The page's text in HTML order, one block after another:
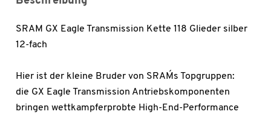
SRAM GX Eagle Transmission Kette 118 Glieder silber
12-fach
Hier ist der kleine Bruder von SRAM´s Topgruppen:
die GX Eagle Transmission Antriebskomponenten
bringen wettkampferprobte High-End-Performance